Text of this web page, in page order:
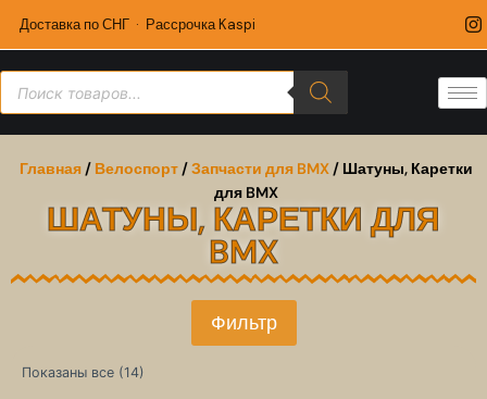
Доставка по СНГ · Рассрочка Kaspi
Главная / Велоспорт /Запчасти для BMX / Шатуны, Каретки
для BMX
ШАТУНЫ, КАРЕТКИ ДЛЯ
BMX
Фильтр
Показаны все (14)